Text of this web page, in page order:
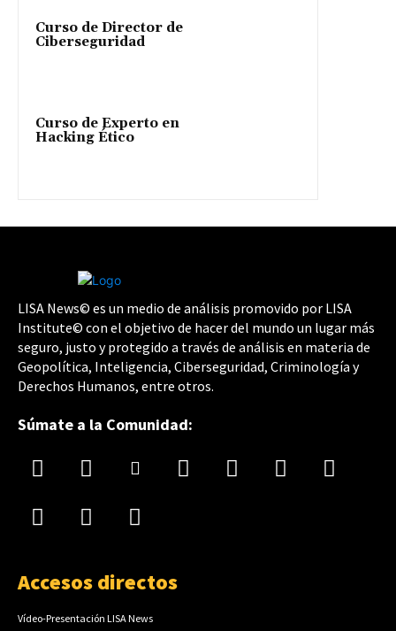
Curso de Director de
Ciberseguridad
Curso de Experto en
Hacking Ético
LISA News© es un medio de análisis promovido por LISA
Institute© con el objetivo de hacer del mundo un lugar más
seguro, justo y protegido a través de análisis en materia de
Geopolítica, Inteligencia, Ciberseguridad, Criminología y
Derechos Humanos, entre otros.
Súmate a la Comunidad:
Accesos directos
Vídeo-Presentación LISA News